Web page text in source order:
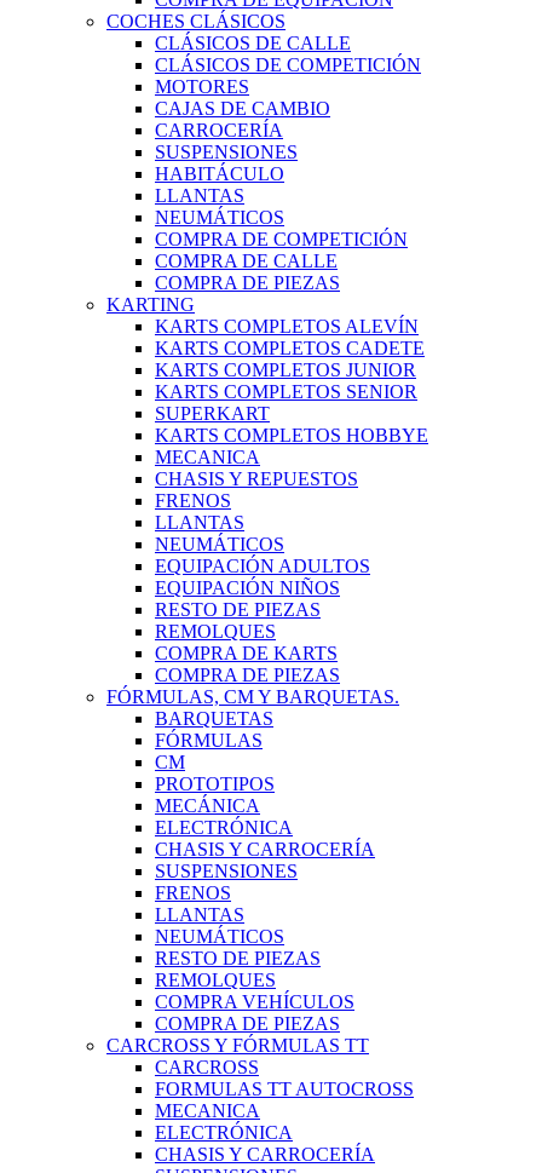
COCHES CLÁSICOS
CLÁSICOS DE CALLE
CLÁSICOS DE COMPETICIÓN
MOTORES
CAJAS DE CAMBIO
CARROCERÍA
SUSPENSIONES
HABITÁCULO
LLANTAS
NEUMÁTICOS
COMPRA DE COMPETICIÓN
COMPRA DE CALLE
COMPRA DE PIEZAS
KARTING
KARTS COMPLETOS ALEVÍN
KARTS COMPLETOS CADETE
KARTS COMPLETOS JUNIOR
KARTS COMPLETOS SENIOR
SUPERKART
KARTS COMPLETOS HOBBYE
MECANICA
CHASIS Y REPUESTOS
FRENOS
LLANTAS
NEUMÁTICOS
EQUIPACIÓN ADULTOS
EQUIPACIÓN NIÑOS
RESTO DE PIEZAS
REMOLQUES
COMPRA DE KARTS
COMPRA DE PIEZAS
FÓRMULAS, CM Y BARQUETAS.
BARQUETAS
FÓRMULAS
CM
PROTOTIPOS
MECÁNICA
ELECTRÓNICA
CHASIS Y CARROCERÍA
SUSPENSIONES
FRENOS
LLANTAS
NEUMÁTICOS
RESTO DE PIEZAS
REMOLQUES
COMPRA VEHÍCULOS
COMPRA DE PIEZAS
CARCROSS Y FÓRMULAS TT
CARCROSS
FORMULAS TT AUTOCROSS
MECANICA
ELECTRÓNICA
CHASIS Y CARROCERÍA